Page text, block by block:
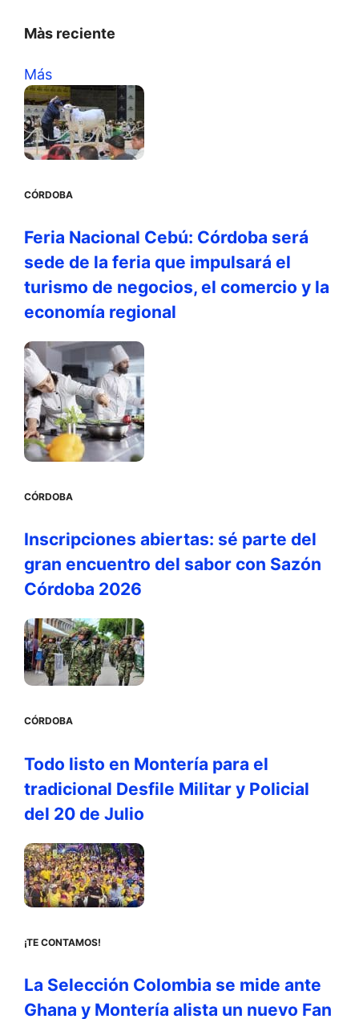
Màs reciente
Más
CÓRDOBA
Feria Nacional Cebú: Córdoba será
sede de la feria que impulsará el
turismo de negocios, el comercio y la
economía regional
CÓRDOBA
Inscripciones abiertas: sé parte del
gran encuentro del sabor con Sazón
Córdoba 2026
CÓRDOBA
Todo listo en Montería para el
tradicional Desfile Militar y Policial
del 20 de Julio
¡TE CONTAMOS!
La Selección Colombia se mide ante
Ghana y Montería alista un nuevo Fan